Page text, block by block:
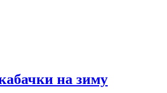
на зиму